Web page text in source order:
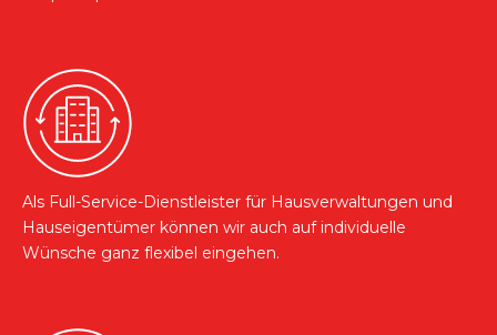
Als Full-Service-Dienstleister für Hausverwaltungen und
Hauseigentümer können wir auch auf individuelle
Wünsche ganz flexibel eingehen.